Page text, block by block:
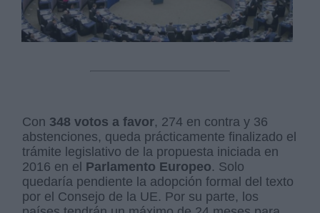
Con 348 votos a favor, 274 en contra y 36
abstenciones, queda prácticamente finalizado el
trámite legislativo de la propuesta iniciada en
2016 en el Parlamento Europeo. Solo
quedaría pendiente la adopción formal del texto
por el Consejo de la UE. Por su parte, los